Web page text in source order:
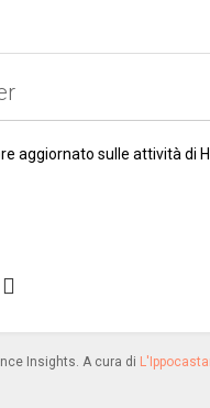
aggiornato sulle attività di
Insights. A cura di